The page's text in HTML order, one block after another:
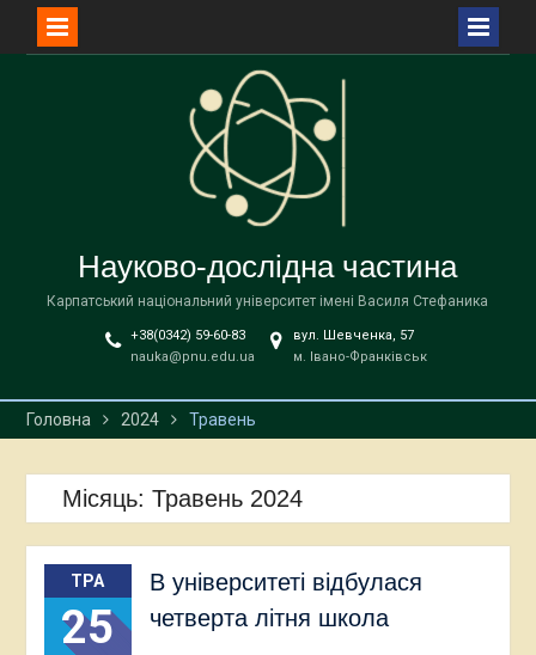
Науково-дослідна частина
Карпатський національний університет імені Василя Стефаника
+38(0342) 59-60-83
nauka@pnu.edu.ua
вул. Шевченка, 57
м. Івано-Франківськ
Головна 2024 Травень
Місяць: Травень 2024
ТРА
25
В університеті відбулася
четверта літня школа